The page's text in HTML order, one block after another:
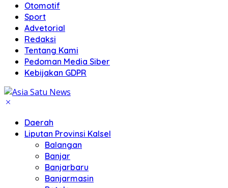
Otomotif
Sport
Advetorial
Redaksi
Tentang Kami
Pedoman Media Siber
Kebijakan GDPR
Daerah
Liputan Provinsi Kalsel
Balangan
Banjar
Banjarbaru
Banjarmasin